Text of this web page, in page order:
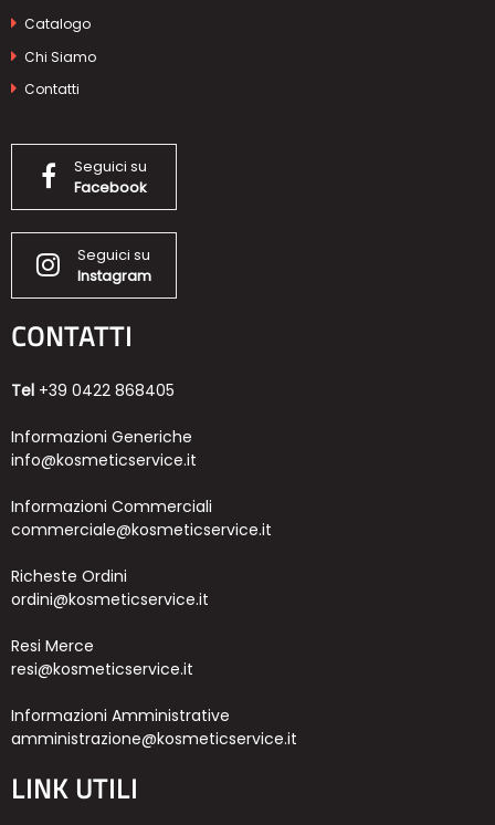
Catalogo
Chi Siamo
Contatti
Seguici su
Facebook
Seguici su
Instagram
CONTATTI
Tel +39 0422 868405
Informazioni Generiche
info@kosmeticservice.it
Informazioni Commerciali
commerciale@kosmeticservice.it
Richeste Ordini
ordini@kosmeticservice.it
Resi Merce
resi@kosmeticservice.it
Informazioni Amministrative
amministrazione@kosmeticservice.it
LINK UTILI